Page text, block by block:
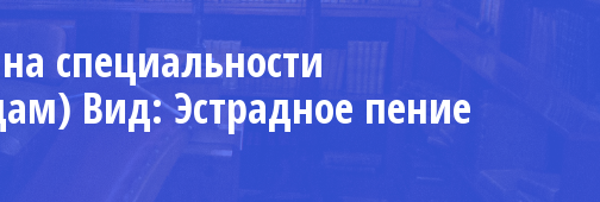
специальности
Вид: Эстрадное пение